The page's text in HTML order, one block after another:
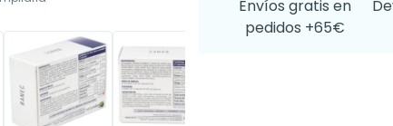
Envíos gratis en
pedidos +65€